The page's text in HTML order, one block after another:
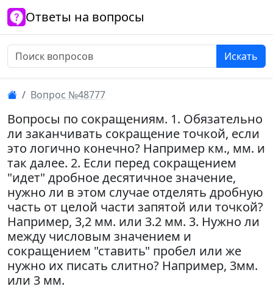
Ответы на вопросы
Искать
Вопрос №48777
Вопросы по сокращениям. 1. Обязательно
ли заканчивать сокращение точкой, если
это логично конечно? Например км., мм. и
так далее. 2. Если перед сокращением
"идет" дробное десятичное значение,
нужно ли в этом случае отделять дробную
часть от целой части запятой или точкой?
Например, 3,2 мм. или 3.2 мм. 3. Нужно ли
между числовым значением и
сокращением "ставить" пробел или же
нужно их писать слитно? Например, 3мм.
или 3 мм.